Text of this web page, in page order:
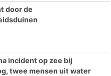
door de
incident op zee bij
twee mensen uit water